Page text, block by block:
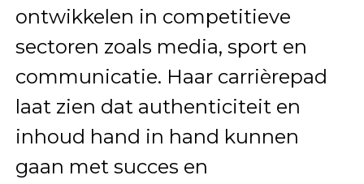
ontwikkelen in competitieve
sectoren zoals media, sport en
communicatie. Haar carrièrepad
laat zien dat authenticiteit en
inhoud hand in hand kunnen
gaan met succes en